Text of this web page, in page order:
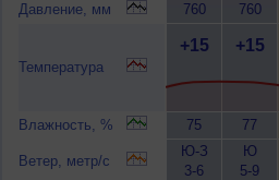
Давление, мм
Температура
Влажность, %
Ветер, метр/с
760
+15
75
Ю-З
3-6
760
+15
77
Ю
5-9